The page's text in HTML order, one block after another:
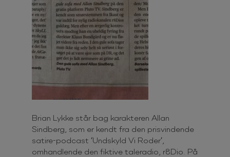
Brian Lykke står bag karakteren Allan
Sindberg, som er kendt fra den prisvindende
satire-podcast ‘Undskyld Vi Roder’,
omhandlende den fiktive taleradio, r8Dio. På